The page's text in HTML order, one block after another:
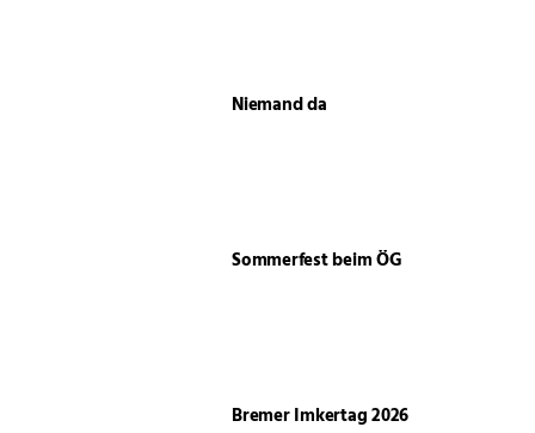
Niemand da
Sommerfest beim ÖG
Bremer Imkertag 2026